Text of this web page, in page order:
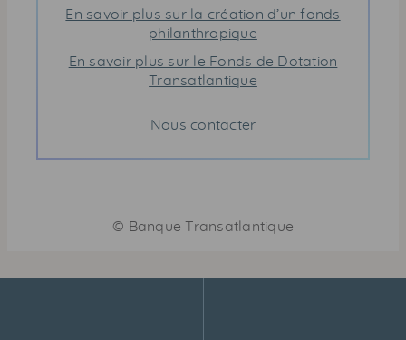
En savoir plus sur la création d’un fonds
philanthropique
En savoir plus sur le Fonds de Dotation
Transatlantique
Nous contacter
© Banque Transatlantique